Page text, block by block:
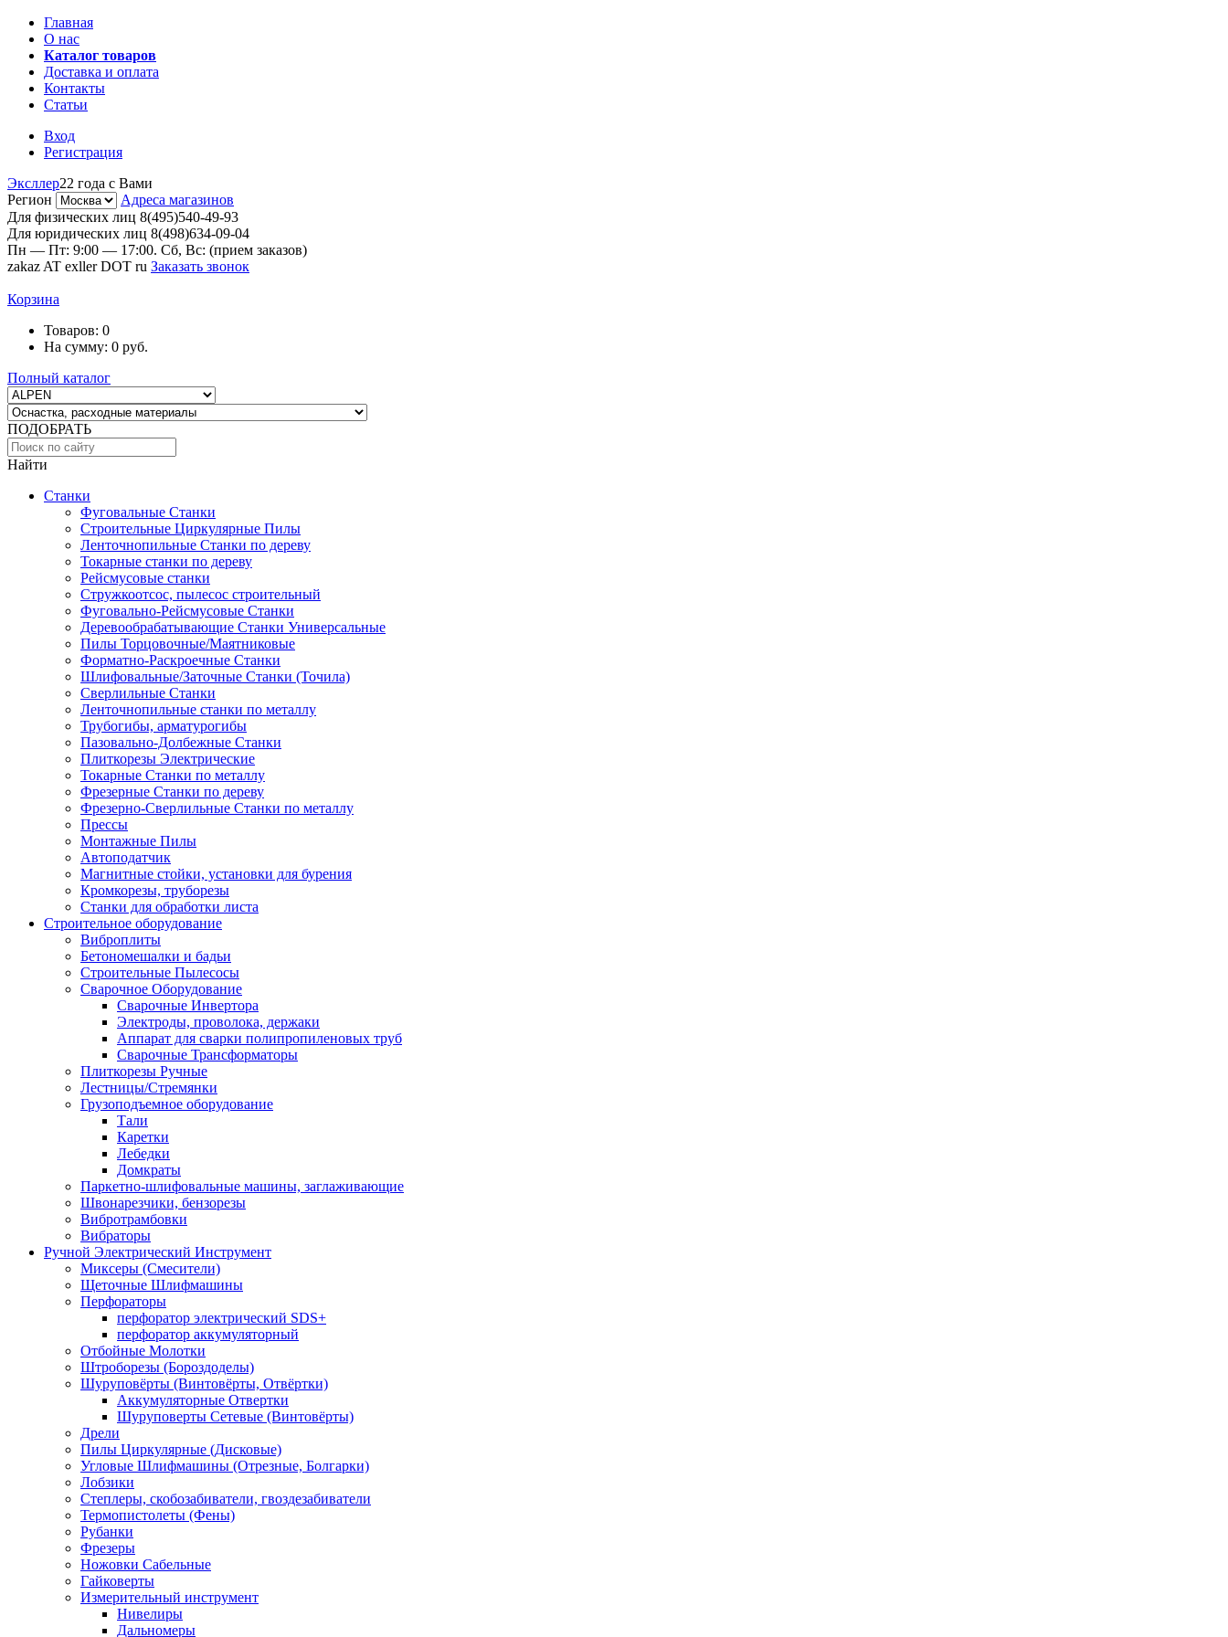
Главная
О нас
Каталог товаров
Доставка и оплата
Контакты
Статьи
Вход
Регистрация
Эксллер22 года с Вами
Регион
Адреса магазинов
Для физических лиц 8(495)540-49-93
Для юридических лиц 8(498)634-09-04
Пн — Пт: 9:00 — 17:00. Сб, Вс: (прием заказов)
zakaz AT exller DOT ru Заказать звонок
Корзина
Товаров: 0
На сумму: 0 руб.
Полный каталог
ПОДОБРАТЬ
Найти
Станки
Фуговальные Станки
Строительные Циркулярные Пилы
Ленточнопильные Станки по дереву
Токарные станки по дереву
Рейсмусовые станки
Стружкоотсос, пылесос строительный
Фуговально-Рейсмусовые Станки
Деревообрабатывающие Станки Универсальные
Пилы Торцовочные/Маятниковые
Форматно-Раскроечные Станки
Шлифовальные/Заточные Станки (Точила)
Сверлильные Станки
Ленточнопильные станки по металлу
Трубогибы, арматурогибы
Пазовально-Долбежные Станки
Плиткорезы Электрические
Токарные Станки по металлу
Фрезерные Станки по дереву
Фрезерно-Сверлильные Станки по металлу
Прессы
Монтажные Пилы
Автоподатчик
Магнитные стойки, установки для бурения
Кромкорезы, труборезы
Станки для обработки листа
Строительное оборудование
Виброплиты
Бетономешалки и бадьи
Строительные Пылесосы
Сварочное Оборудование
Сварочные Инвертора
Электроды, проволока, держаки
Аппарат для сварки полипропиленовых труб
Сварочные Трансформаторы
Плиткорезы Ручные
Лестницы/Стремянки
Грузоподъемное оборудование
Тали
Каретки
Лебедки
Домкраты
Паркетно-шлифовальные машины, заглаживающие
Швонарезчики, бензорезы
Вибротрамбовки
Вибраторы
Ручной Электрический Инструмент
Миксеры (Смесители)
Щеточные Шлифмашины
Перфораторы
перфоратор электрический SDS+
перфоратор аккумуляторный
Отбойные Молотки
Штроборезы (Бороздоделы)
Шуруповёрты (Винтовёрты, Отвёртки)
Аккумуляторные Отвертки
Шуруповерты Сетевые (Винтовёрты)
Дрели
Пилы Циркулярные (Дисковые)
Угловые Шлифмашины (Отрезные, Болгарки)
Лобзики
Степлеры, скобозабиватели, гвоздезабиватели
Термопистолеты (Фены)
Рубанки
Фрезеры
Ножовки Сабельные
Гайковерты
Измерительный инструмент
Нивелиры
Дальномеры